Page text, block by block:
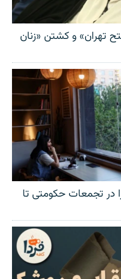
تهران» و کشتن «زنان
در تجمعات حکومتی تا